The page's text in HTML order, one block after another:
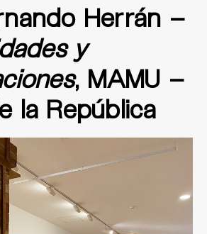
Herrán –
y
, MAMU –
la República